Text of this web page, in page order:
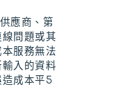
應商、第
問題或其
服務無法
入的資料
造成本平5